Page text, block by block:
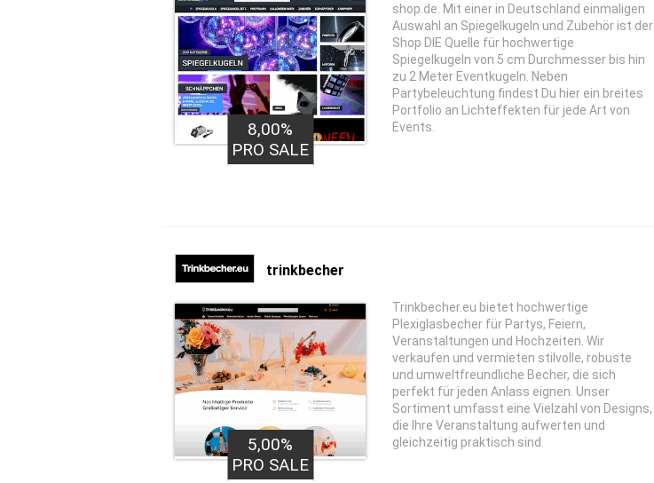
8,00%
PRO SALE
shop.de. Mit einer in Deutschland einmaligen
Auswahl an Spiegelkugeln und Zubehör ist der
Shop DIE Quelle für hochwertige
Spiegelkugeln von 5 cm Durchmesser bis hin
zu 2 Meter Eventkugeln. Neben
Partybeleuchtung findest Du hier ein breites
Portfolio an Lichteffekten für jede Art von
Events.
trinkbecher
5,00%
PRO SALE
Trinkbecher.eu bietet hochwertige
Plexiglasbecher für Partys, Feiern,
Veranstaltungen und Hochzeiten. Wir
verkaufen und vermieten stilvolle, robuste
und umweltfreundliche Becher, die sich
perfekt für jeden Anlass eignen. Unser
Sortiment umfasst eine Vielzahl von Designs,
die Ihre Veranstaltung aufwerten und
gleichzeitig praktisch sind.